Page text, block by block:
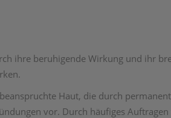
ihre beruhigende Wirkung und ihr
Haut, die durch
vor. Durch häufiges